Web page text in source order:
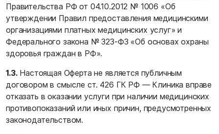
Правительства РФ от 04.10.2012 № 1006 «Об
утверждении Правил предоставления медицинскими
организациями платных медицинских услуг» и
Федерального закона № 323-ФЗ «Об основах охраны
здоровья граждан в РФ».
1.3.Настоящая Оферта не является публичным
договором в смысле ст. 426 ГК РФ — Клиника вправе
отказать в оказании услуги при наличии медицинских
противопоказаний или иных причин, предусмотренных
законодательством.